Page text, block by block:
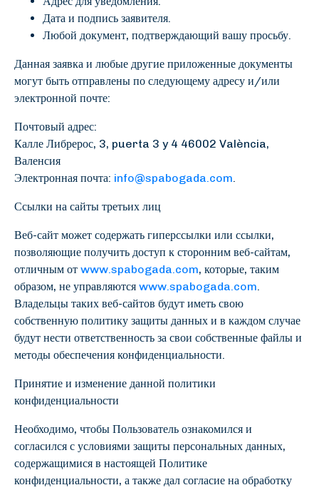
Дата и подпись заявителя.
Любой документ, подтверждающий вашу просьбу.
Данная заявка и любые другие приложенные документы
могут быть отправлены по следующему адресу и/или
электронной почте:
Почтовый адрес:
Калле Либрерос, 3, puerta 3 y 4 46002 València,
Валенсия
Электронная почта: info@spabogada.com.
Ссылки на сайты третьих лиц
Веб-сайт может содержать гиперссылки или ссылки,
позволяющие получить доступ к сторонним веб-сайтам,
отличным от www.spabogada.com, которые, таким
образом, не управляются www.spabogada.com.
Владельцы таких веб-сайтов будут иметь свою
собственную политику защиты данных и в каждом случае
будут нести ответственность за свои собственные файлы и
методы обеспечения конфиденциальности.
Принятие и изменение данной политики
конфиденциальности
Необходимо, чтобы Пользователь ознакомился и
согласился с условиями защиты персональных данных,
содержащимися в настоящей Политике
конфиденциальности, а также дал согласие на обработку